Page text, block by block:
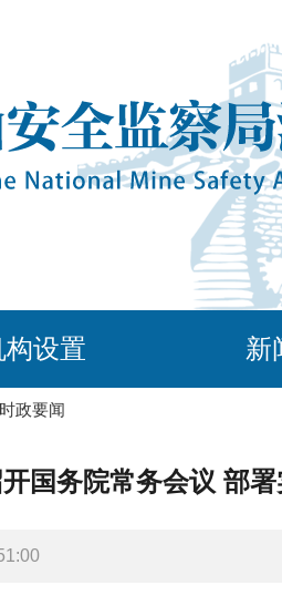
构设置 新
时政要闻
国务院常务会议 部